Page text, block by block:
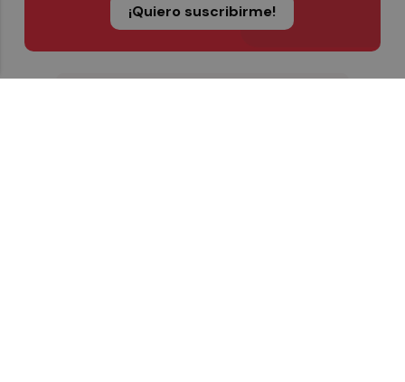
¡Quiero suscribirme!